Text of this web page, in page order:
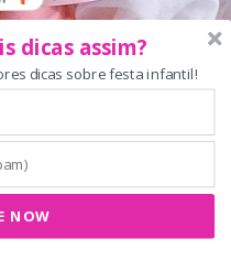
mais alegre
dicas assim?
dicas sobre festa infantil!
NOW